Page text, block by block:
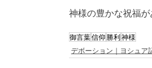
神様の豊かな祝福
御言葉信仰 勝利神様
デボーション｜ヨシュア